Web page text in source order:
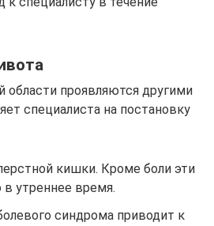
области проявляются другими
специалиста на постановку
кишки. Кроме боли эти
утреннее время.
синдрома приводит к